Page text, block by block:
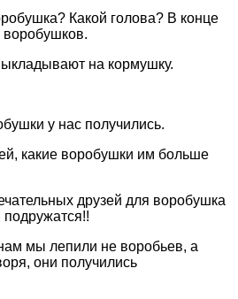
Какой голова? В конце
воробушков.
на кормушку.
у нас получились.
какие воробушки им больше
друзей для воробушка
мы лепили не воробьев, а
они получились